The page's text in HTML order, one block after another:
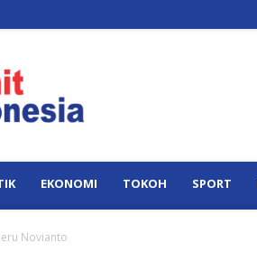
EKONOMI TOKOH SPORT
Novianto